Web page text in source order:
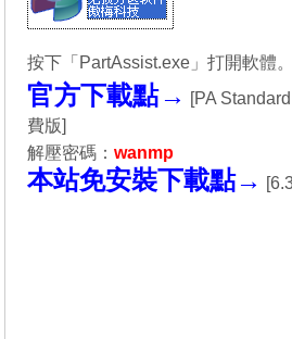
按下「PartAssist.exe」打開軟體。
官方下載點→ [PA
費版]
解壓密碼：wanmp
本站免安裝下載點→ [